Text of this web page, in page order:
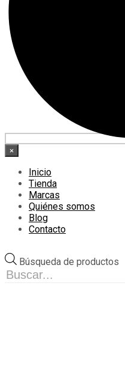
×
Inicio
Tienda
Marcas
Quiénes somos
Blog
Contacto
Búsqueda de productos